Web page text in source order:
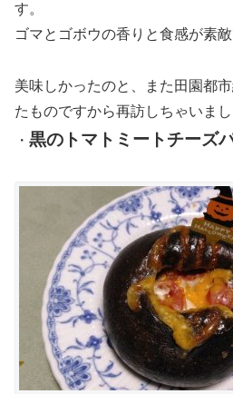
す。
ゴマとゴボウの香りと食感が素敵
美味しかったのと、また田園都
たものですから再訪しちゃいまし
・ 黒のトマトミートチーズ